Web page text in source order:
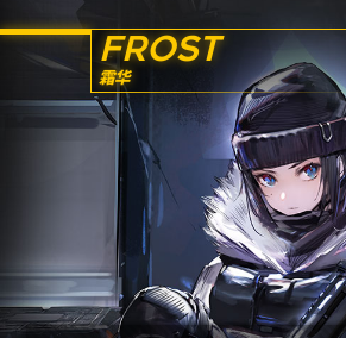
FROST
霜华